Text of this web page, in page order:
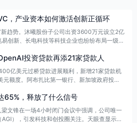
，产业资本如何激活创新正循环
新趋势。沐曦股份子公司出资3600万元设立2亿
创新、长电科技等科技企业也纷纷布局一级市
形成。 投资贷款再添21家贷款人
亿美元过桥贷款进展顺利，新增21家贷款机
额度。阿布扎比第一银行、新加坡政府投资
65%，释放了什么信号
文锋在一场4小时闭门会议中强调，公司唯一
），引发科技和创投圈关注。天眼查显示，